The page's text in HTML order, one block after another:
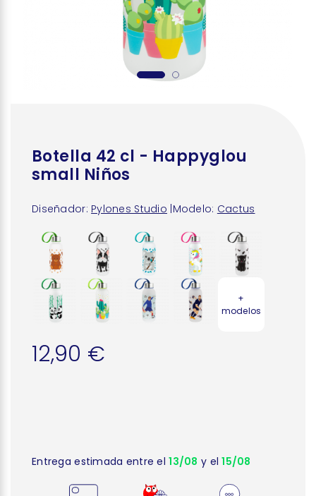
Botella 42 cl - Happyglou
small Niños
Diseñador: Pylones Studio Modelo: Cactus
+
modelos
12,90 €
Entrega estimada entre el13/08 y el15/08